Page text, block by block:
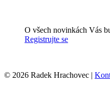
O všech novinkách Vás
Registrujte se
© 2026 Radek Hrachovec |